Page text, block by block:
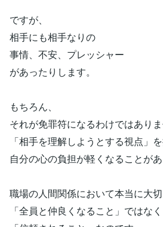
ですが、
相手にも相手なりの
事情、不安、プレッシャー
があったりします。
もちろん、
それが免罪符になるわけではあり
「相手を理解しようとする視点」を
自分の心の負担が軽くなることがあ
職場の人間関係において本当に大切
「全員と仲良くなること」ではなく